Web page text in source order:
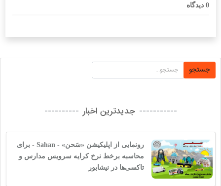
0 دیدگاه
جستجو
جدیدترین اخبار
رونمایی از اپلیکیشن «سَحن» - Sahan - برای
محاسبه برخط نرخ کرایه سرویس مدارس و
تاکسی‌ها در نیشابور